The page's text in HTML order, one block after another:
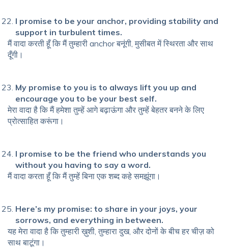
I promise to be your anchor, providing stability and
support in turbulent times.
मैं वादा करती हूँ कि मैं तुम्हारी anchor बनूंगी, मुसीबत में स्थिरता और साथ
दूँगी।
My promise to you is to always lift you up and
encourage you to be your best self.
मेरा वादा है कि मैं हमेशा तुम्हें आगे बढ़ाऊंगा और तुम्हें बेहतर बनने के लिए
प्रोत्साहित करूंगा।
I promise to be the friend who understands you
without you having to say a word.
मैं वादा करता हूँ कि मैं तुम्हें बिना एक शब्द कहे समझूंगा।
Here’s my promise: to share in your joys, your
sorrows, and everything in between.
यह मेरा वादा है कि तुम्हारी ख़ुशी, तुम्हारा दुख, और दोनों के बीच हर चीज़ को
साथ बाटूंगा।